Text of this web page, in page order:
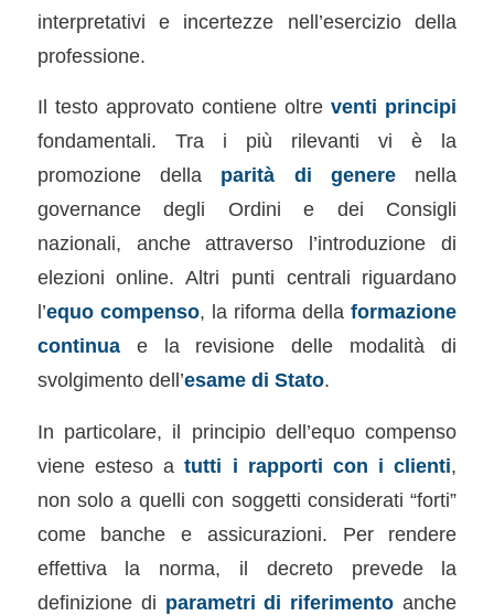
interpretativi e incertezze nell’esercizio della
professione.
Il testo approvato contiene oltreventi principi
fondamentali. Tra i più rilevanti vi è la
promozione della parità di genere nella
governance degli Ordini e dei Consigli
nazionali, anche attraverso l’introduzione di
elezioni online. Altri punti centrali riguardano
l’equo compenso, la riforma dellaformazione
continuae la revisione delle modalità di
svolgimento dell’esame di Stato.
In particolare, il principio dell’equo compenso
viene esteso atutti i rapporti con i clienti,
non solo a quelli con soggetti considerati “forti”
come banche e assicurazioni. Per rendere
effettiva la norma, il decreto prevede la
definizione di parametri di riferimento anche